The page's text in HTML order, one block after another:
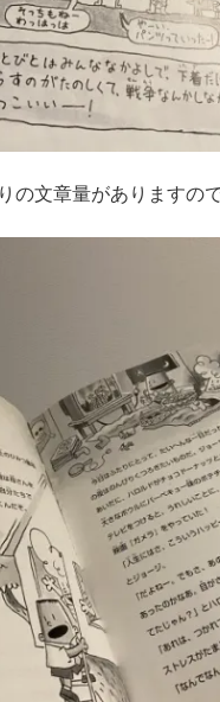
の文章量がありますの